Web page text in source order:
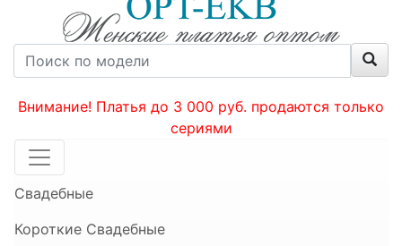
Внимание! Платья до 3 000 руб. продаются только
сериями
Свадебные
Короткие Свадебные